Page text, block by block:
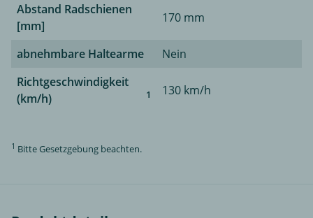
Abstand Radschienen
[mm]
170 mm
abnehmbare Haltearme
Nein
Richtgeschwindigkeit
(km/h)
1 130 km/h
1 Bitte Gesetzgebung beachten.